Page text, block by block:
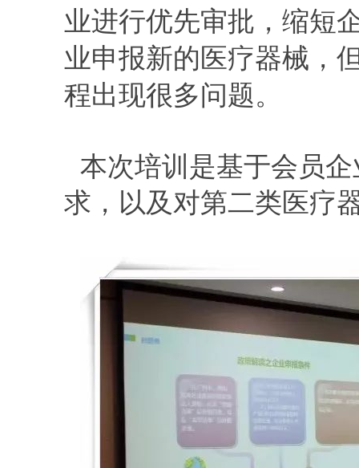
业进行优先审批，缩短
业申报新的医疗器械，
程出现很多问题。
本次培训是基于会员
求，以及对第二类医疗